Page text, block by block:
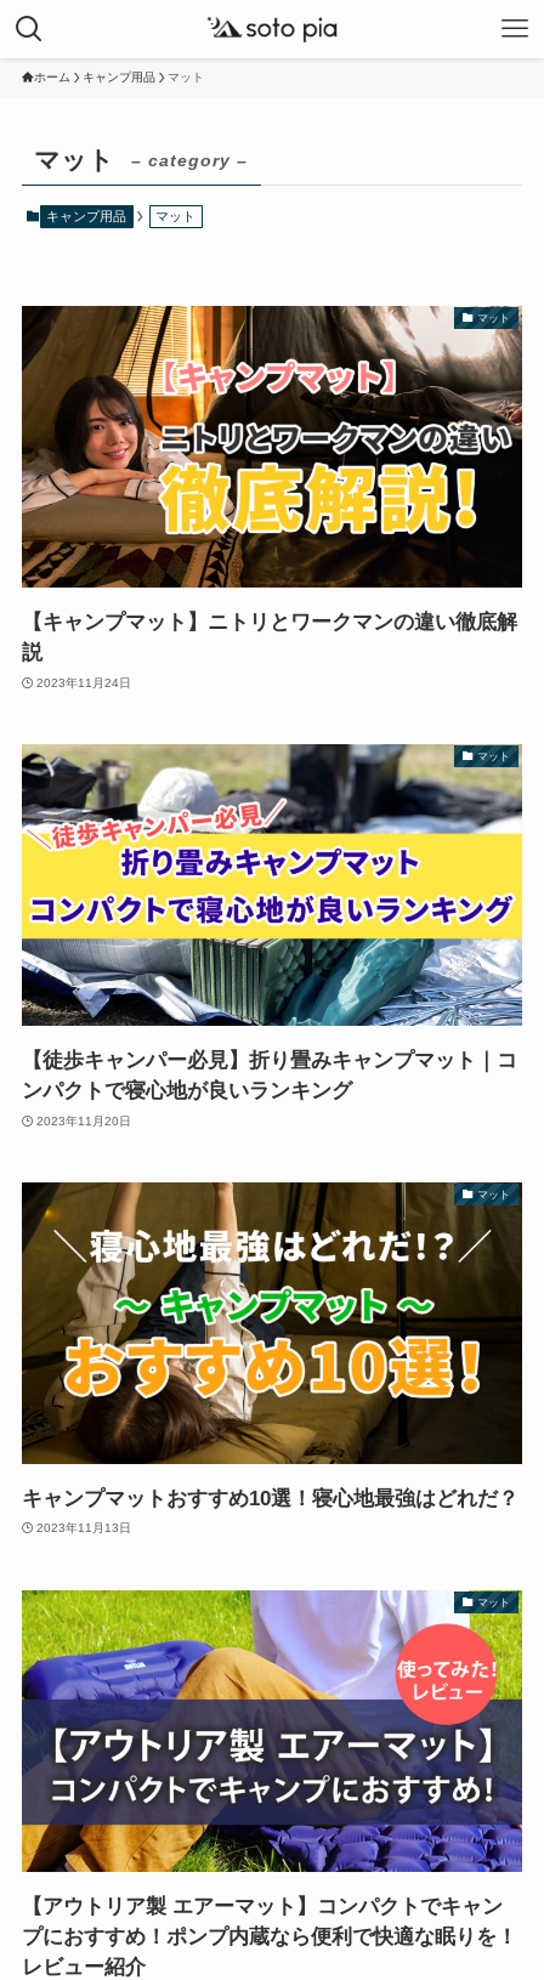
ホーム キャンプ用品 マット
マット – category –
キャンプ用品 マット
マット
【キャンプマット】ニトリとワークマンの違い徹底解
説
2023年11月24日
マット
【徒歩キャンパー必見】折り畳みキャンプマット｜コ
ンパクトで寝心地が良いランキング
2023年11月20日
マット
キャンプマットおすすめ10選！寝心地最強はどれだ？
2023年11月13日
マット
【アウトリア製 エアーマット】コンパクトでキャン
プにおすすめ！ポンプ内蔵なら便利で快適な眠りを！
レビュー紹介